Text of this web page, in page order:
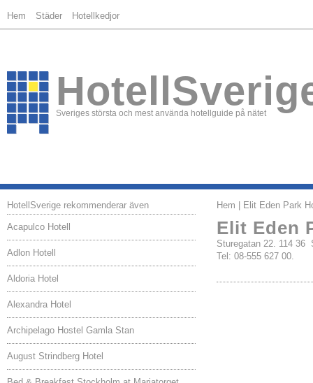
Hem Städer Hotellkedjor
Sveriges största och mest använda hotellguide på nätet
HotellSverige rekommenderar även
Acapulco Hotell
Adlon Hotell
Aldoria Hotel
Alexandra Hotel
Archipelago Hostel Gamla Stan
August Strindberg Hotel
Hem | Elit Eden Park
Elit Eden
Sturegatan 22. 114 36
Tel: 08-555 627 00.